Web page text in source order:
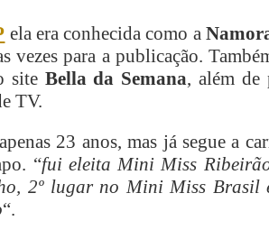
ela era conhecida como a
vezes para a publicação.
site Bella da Semana, além de
TV.
23 anos, mas já segue a
“fui eleita Mini Miss
2º lugar no Mini Miss Brasil
“.